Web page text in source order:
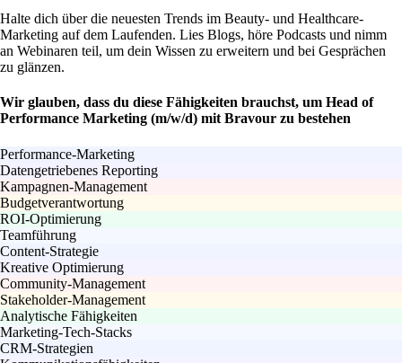
Halte dich über die neuesten Trends im Beauty- und Healthcare-
Marketing auf dem Laufenden. Lies Blogs, höre Podcasts und nimm
an Webinaren teil, um dein Wissen zu erweitern und bei Gesprächen
zu glänzen.
Wir glauben, dass du diese Fähigkeiten brauchst, um Head of
Performance Marketing (m/w/d) mit Bravour zu bestehen
Performance-Marketing
Datengetriebenes Reporting
Kampagnen-Management
Budgetverantwortung
ROI-Optimierung
Teamführung
Content-Strategie
Kreative Optimierung
Community-Management
Stakeholder-Management
Analytische Fähigkeiten
Marketing-Tech-Stacks
CRM-Strategien